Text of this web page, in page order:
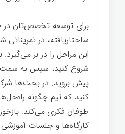
برای توسعه تخصص‌تان در
ساختاریافته، در
این مراحل را در بر
شروع کنید، سپس به
پیش بروید. در بحث‌ها
کنید که تیم چگونه
طوفان فکری می‌کند.
کارگاه‌ها و جلسات آموزشی